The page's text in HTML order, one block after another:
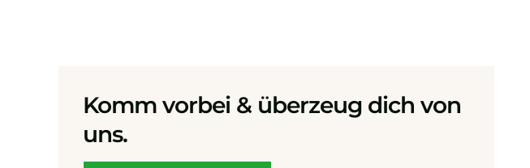
Komm vorbei & überzeug dich von
uns.